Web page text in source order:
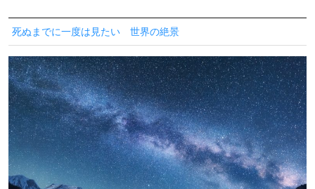
死ぬまでに一度は見たい 世界の絶景